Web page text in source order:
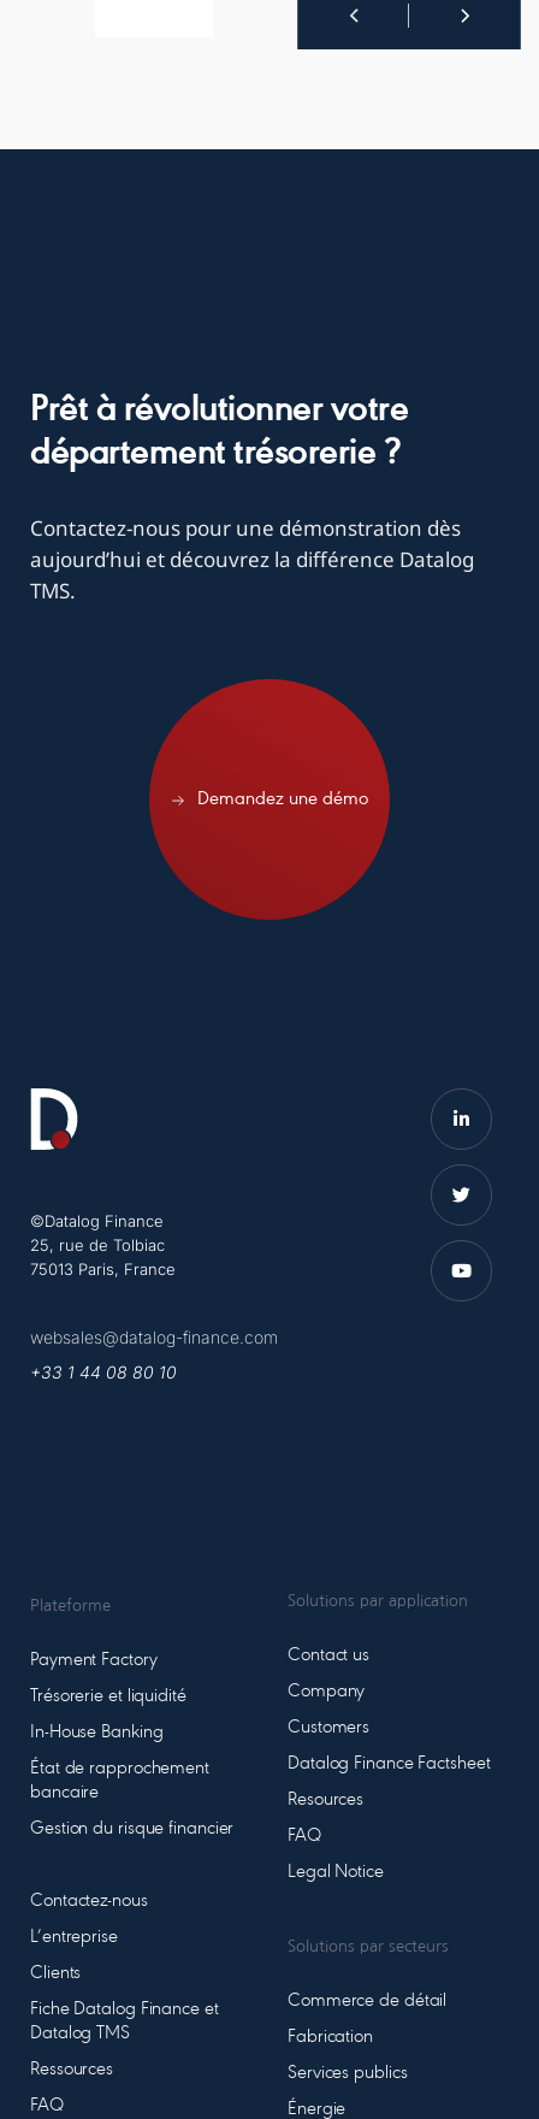
Prêt à révolutionner votre
département trésorerie ?
Contactez-nous pour une démonstration dès
aujourd’hui et découvrez la différence Datalog
TMS.
Demandez une démo
©Datalog Finance
25, rue de Tolbiac
75013 Paris, France
websales@datalog-finance.com
+33 1 44 08 80 10
Plateforme
Payment Factory
Trésorerie et liquidité
In-House Banking
État de rapprochement
bancaire
Gestion du risque financier
Contactez-nous
L’entreprise
Clients
Fiche Datalog Finance et
Datalog TMS
Ressources
FAQ
Solutions par application
Contact us
Company
Customers
Datalog Finance Factsheet
Resources
FAQ
Legal Notice
Solutions par secteurs
Commerce de détail
Fabrication
Services publics
Énergie